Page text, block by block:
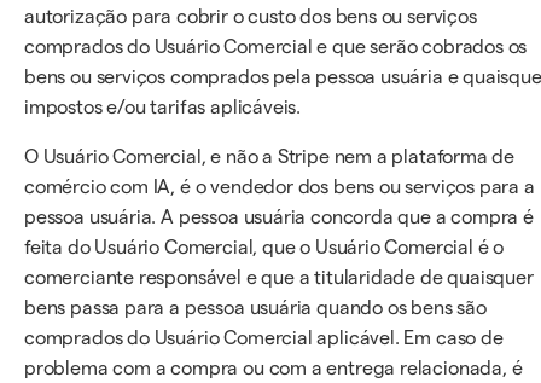
autorização para cobrir o custo dos bens ou serviços
comprados do Usuário Comercial e que serão cobrados os
bens ou serviços comprados pela pessoa usuária e
impostos e/ou tarifas aplicáveis.
O Usuário Comercial, e não a Stripe nem a plataforma de
comércio com IA, é o vendedor dos bens ou serviços para a
pessoa usuária. A pessoa usuária concorda que a compra é
feita do Usuário Comercial, que o Usuário Comercial é o
comerciante responsável e que a titularidade de quaisquer
bens passa para a pessoa usuária quando os bens são
comprados do Usuário Comercial aplicável. Em caso de
problema com a compra ou com a entrega relacionada, é